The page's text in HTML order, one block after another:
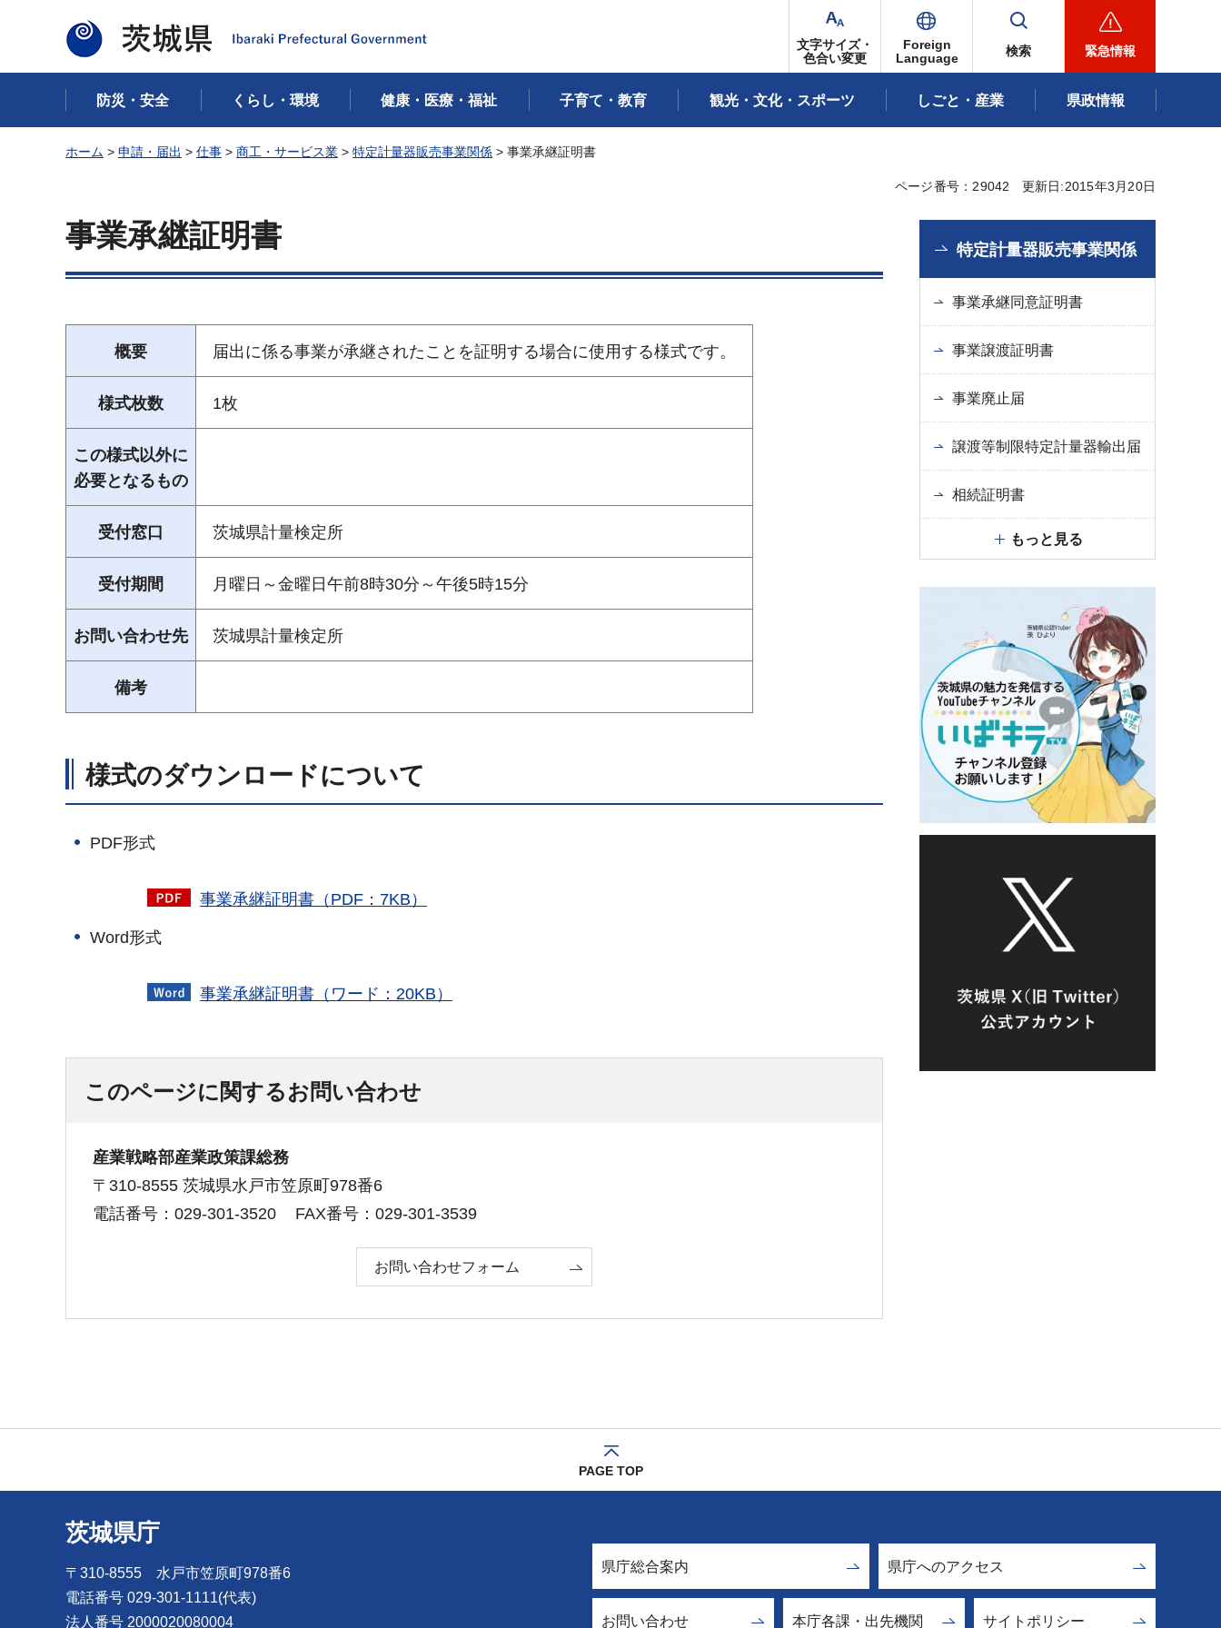
茨城県
文字サイズ・
色合い変更
Foreign
Language
検索 緊急情報
防災・安全 くらし・環境 健康・医療・福祉 子育て・教育 観光・文化・スポーツ しごと・産業 県政情報
ホーム > 申請・届出 > 仕事 > 商工・サービス業 > 特定計量器販売事業関係 > 事業承継証明書
ページ番号：29042 更新日:2015年3月20日
事業承継証明書
概要 届出に係る事業が承継されたことを証明する場合に使用する様式です。
様式枚数 1枚
この様式以外に
必要となるもの
受付窓口 茨城県計量検定所
受付期間 月曜日～金曜日午前8時30分～午後5時15分
お問い合わせ先 茨城県計量検定所
備考
様式のダウンロードについて
PDF形式
事業承継証明書（PDF：7KB）
Word形式
事業承継証明書（ワード：20KB）
このページに関するお問い合わせ
産業戦略部産業政策課総務
〒310-8555 茨城県水戸市笠原町978番6
電話番号：029-301-3520
FAX番号：029-301-3539
お問い合わせフォーム
特定計量器販売事業関係
事業承継同意証明書
事業譲渡証明書
事業廃止届
譲渡等制限特定計量器輸出届
相続証明書
もっと見る
PAGE TOP
茨城県庁
〒310-8555 水戸市笠原町978番6
電話番号 029-301-1111(代表)
法人番号 2000020080004
県庁総合案内 県庁へのアクセス
お問い合わせ 本庁各課・出先機関 サイトポリシー